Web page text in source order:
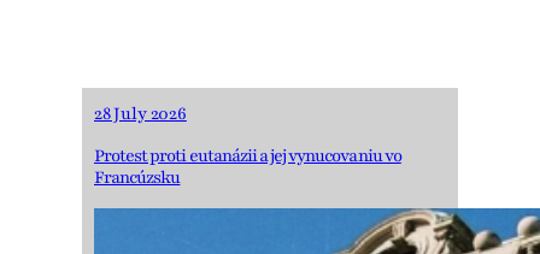
28 July 2026
Protest proti eutanázii a jej vynucovaniu vo
Francúzsku